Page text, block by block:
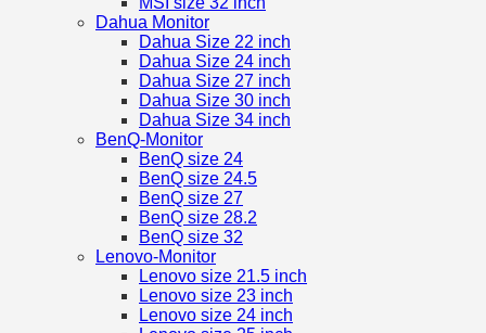
Dahua Monitor
Dahua Size 22 inch
Dahua Size 24 inch
Dahua Size 27 inch
Dahua Size 30 inch
Dahua Size 34 inch
BenQ-Monitor
BenQ size 24
BenQ size 24.5
BenQ size 27
BenQ size 28.2
BenQ size 32
Lenovo-Monitor
Lenovo size 21.5 inch
Lenovo size 23 inch
Lenovo size 24 inch